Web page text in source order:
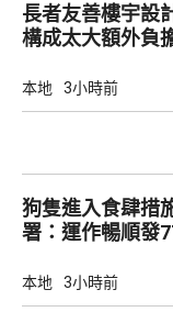
長者友善樓宇
構成太大額外負
本地 3小時前
狗隻進入食肆措
署：運作暢順發
本地 3小時前